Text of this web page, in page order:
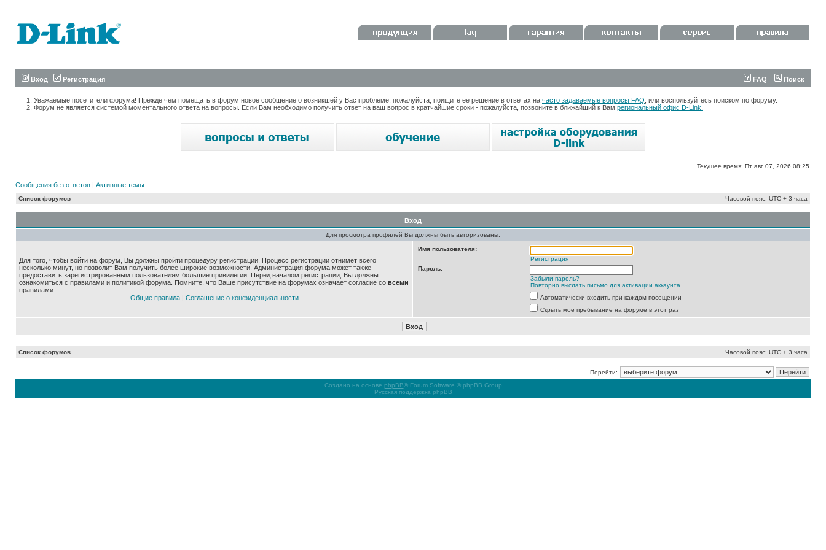
Вход Регистрация FAQ Поиск
Уважаемые посетители форума! Прежде чем помещать в форум новое сообщение о возникшей у Вас проблеме, пожалуйста, поищите ее решение в ответах на часто задаваемые вопросы FAQ , или воспользуйтесь поиском по форуму.
Форум не является системой моментального ответа на вопросы. Если Вам необходимо получить ответ на ваш вопрос в кратчайшие сроки - пожалуйста, позвоните в ближайший к Вам региональный офис D-Link.
Текущее время: Пт авг 07, 2026 08:25
Сообщения без ответов | Активные темы
Список форумов Часовой пояс: UTC + 3 часа
Вход
Для просмотра профилей Вы должны быть авторизованы.
Для того, чтобы войти на форум, Вы должны пройти процедуру регистрации. Процесс регистрации отнимет всего
несколько минут, но позволит Вам получить более широкие возможности. Администрация форума может также
предоставить зарегистрированным пользователям большие привилегии. Перед началом регистрации, Вы должны
ознакомиться с правилами и политикой форума. Помните, что Ваше присутствие на форумах означает согласие со всеми
правилами.
Общие правила| Соглашение о конфиденциальности
Имя пользователя:
Регистрация
Пароль:
Забыли пароль?
Повторно выслать письмо для активации аккаунта
Автоматически входить при каждом посещении
Скрыть мое пребывание на форуме в этот раз
Список форумов Часовой пояс: UTC + 3 часа
Перейти:
Создано на основе phpBB® Forum Software © phpBB Group
Русская поддержка phpBB